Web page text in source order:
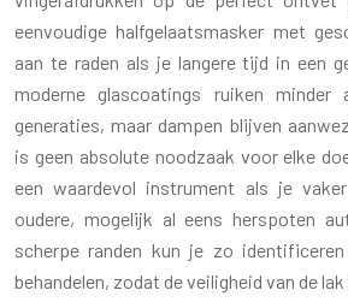
eenvoudige halfgelaatsmasker met
aan te raden als je langere tijd in een
moderne glascoatings ruiken minder
generaties, maar dampen blijven
is geen absolute noodzaak voor elke
een waardevol instrument als je
oudere, mogelijk al eens herspoten
scherpe randen kun je zo
behandelen, zodat de veiligheid van de